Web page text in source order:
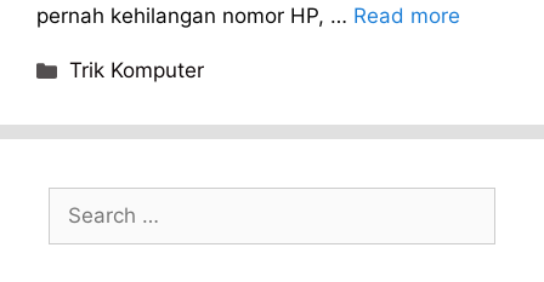
pernah kehilangan nomor HP, … Read more
Categories
Trik Komputer
Search
for: